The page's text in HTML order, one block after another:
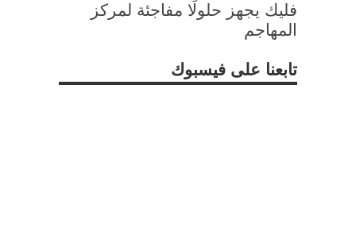
فليك يجهز حلولًا مفاجئة لمركز
المهاجم
تابعنا على فيسبوك